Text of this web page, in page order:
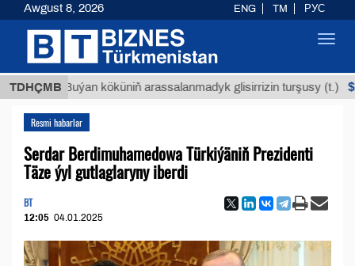
TDHÇMB
Buýan köküniň arassalanmadyk glisirrizin turşusy (t.)
Resmi habarlar
Serdar Berdimuhamedowa Türkiýäniň Prezidenti
Täze ýyl gutlaglaryny iberdi
BT
12:05 04.01.2025
Awgust 8, 2026 ENG TM РУС